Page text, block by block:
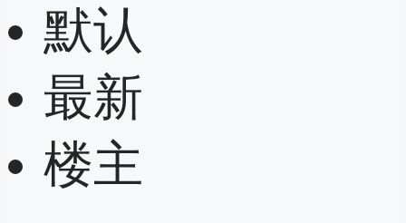
默认
最新
楼主